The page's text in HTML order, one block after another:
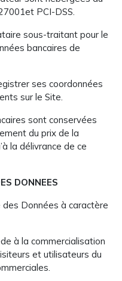
PCI-DSS.
sous-traitant pour le
bancaires de
ses coordonnées
sur le Site.
sont conservées
du prix de la
la délivrance de ce
DONNEES
Données à caractère
à la commercialisation
et utilisateurs du